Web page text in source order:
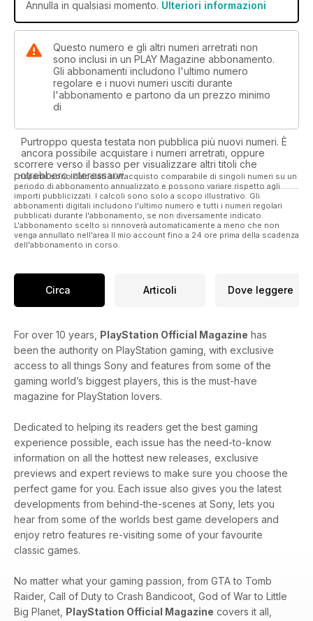
Annulla in qualsiasi momento. Ulteriori informazioni
Questo numero e gli altri numeri arretrati non
sono inclusi in un PLAY Magazine abbonamento.
Gli abbonamenti includono l'ultimo numero
regolare e i nuovi numeri usciti durante
l'abbonamento e partono da un prezzo minimo
di
Purtroppo questa testata non pubblica più nuovi numeri. È
ancora possibile acquistare i numeri arretrati, oppure
scorrere verso il basso per visualizzare altri titoli che
potrebbero interessarvi.
I risparmi sono calcolati sull'acquisto comparabile di singoli numeri su un
periodo di abbonamento annualizzato e possono variare rispetto agli
importi pubblicizzati. I calcoli sono solo a scopo illustrativo. Gli
abbonamenti digitali includono l'ultimo numero e tutti i numeri regolari
pubblicati durante l'abbonamento, se non diversamente indicato.
L'abbonamento scelto si rinnoverà automaticamente a meno che non
venga annullato nell'area Il mio account fino a 24 ore prima della scadenza
dell'abbonamento in corso.
Circa Articoli Dove leggere
For over 10 years, PlayStation Official Magazine has
been the authority on PlayStation gaming, with exclusive
access to all things Sony and features from some of the
gaming world’s biggest players, this is the must-have
magazine for PlayStation lovers.
Dedicated to helping its readers get the best gaming
experience possible, each issue has the need-to-know
information on all the hottest new releases, exclusive
previews and expert reviews to make sure you choose the
perfect game for you. Each issue also gives you the latest
developments from behind-the-scenes at Sony, lets you
hear from some of the worlds best game developers and
enjoy retro features re-visiting some of your favourite
classic games.
No matter what your gaming passion, from GTA to Tomb
Raider, Call of Duty to Crash Bandicoot, God of War to Little
Big Planet, PlayStation Official Magazine covers it all,